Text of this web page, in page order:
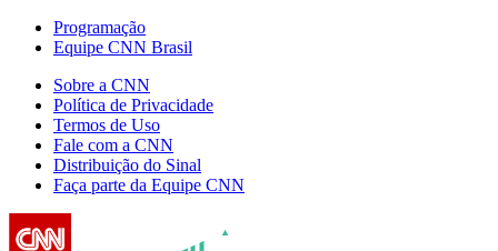
Programação
Equipe CNN Brasil
Sobre a CNN
Política de Privacidade
Termos de Uso
Fale com a CNN
Distribuição do Sinal
Faça parte da Equipe CNN